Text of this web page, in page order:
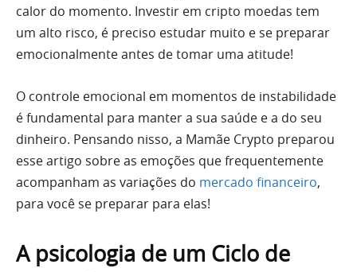
calor do momento. Investir em cripto moedas tem
um alto risco, é preciso estudar muito e se preparar
emocionalmente antes de tomar uma atitude!
O controle emocional em momentos de instabilidade
é fundamental para manter a sua saúde e a do seu
dinheiro. Pensando nisso, a Mamãe Crypto preparou
esse artigo sobre as emoções que frequentemente
acompanham as variações do mercado financeiro,
para você se preparar para elas!
A psicologia de um Ciclo de